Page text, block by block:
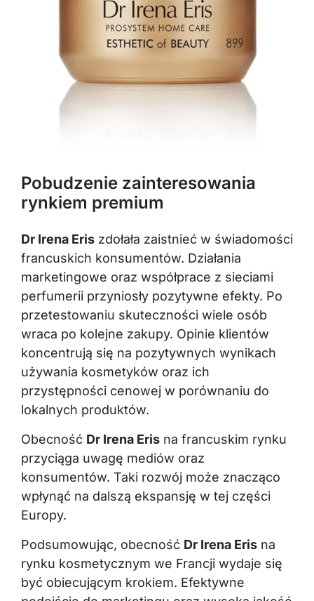
Pobudzenie zainteresowania
rynkiem premium
Dr Irena Eris zdołała zaistnieć w świadomości
francuskich konsumentów. Działania
marketingowe oraz współprace z sieciami
perfumerii przyniosły pozytywne efekty. Po
przetestowaniu skuteczności wiele osób
wraca po kolejne zakupy. Opinie klientów
koncentrują się na pozytywnych wynikach
używania kosmetyków oraz ich
przystępności cenowej w porównaniu do
lokalnych produktów.
Obecność Dr Irena Eris na francuskim rynku
przyciąga uwagę mediów oraz
konsumentów. Taki rozwój może znacząco
wpłynąć na dalszą ekspansję w tej części
Europy.
Podsumowując, obecność Dr Irena Eris na
rynku kosmetycznym we Francji wydaje się
być obiecującym krokiem. Efektywne